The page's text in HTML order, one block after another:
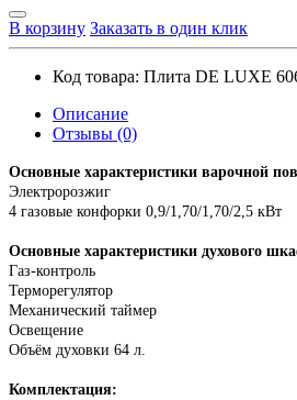
В корзину Заказать в один клик
Код товара: Плита DE LUXE
Описание
Отзывы (0)
Основные характеристики варочной
Электророзжиг
4 газовые конфорки 0,9/1,70/1,70/2,5 кВт
Основные характеристики духового
Газ-контроль
Терморегулятор
Механический таймер
Освещение
Объём духовки 64 л.
Комплектация: